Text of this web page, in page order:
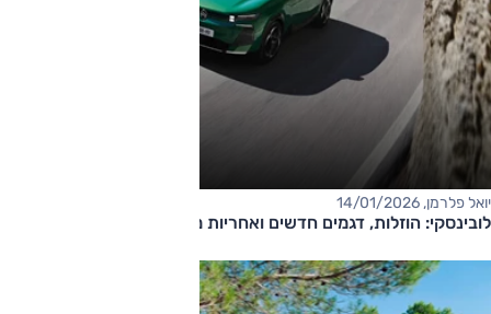
יואל פלרמן, 14/01/2026
לובינסקי: הוזלות, דגמים חדשים ואחריות מורחבת